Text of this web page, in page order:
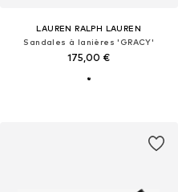
LAUREN RALPH LAUREN
Sandales à lanières 'GRACY'
175,00 €